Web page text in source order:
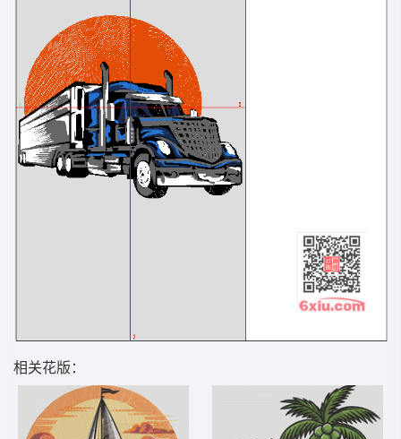
相关花版：